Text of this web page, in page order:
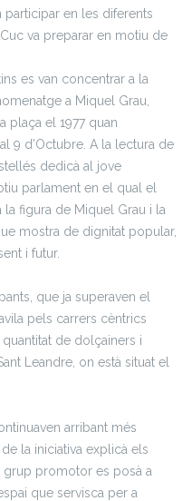
en les diferents
va preparar en motiu de
es van concentrar a la
a Miquel Grau,
plaça el 1977 quan
9 d’Octubre. A la lectura de
dedicà al jove
parlament en el qual el
la figura de Miquel Grau i la
mostra de dignitat popular,
i futur.
que ja superaven el
pels carrers cèntrics
quantitat de dolçainers i
Leandre, on està situat el
arribant més
la iniciativa explicà els
grup promotor es posà a
que servisca per a